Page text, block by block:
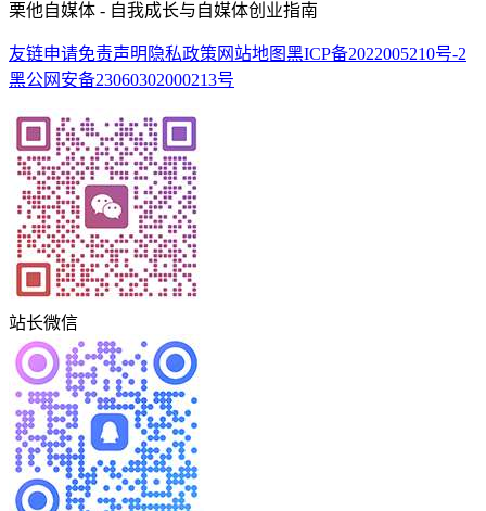
栗他自媒体 - 自我成长与自媒体创业指南
友链申请免责声明 隐私政策 网站地图黑ICP备2022005210号-2
黑公网安备23060302000213号
站长微信